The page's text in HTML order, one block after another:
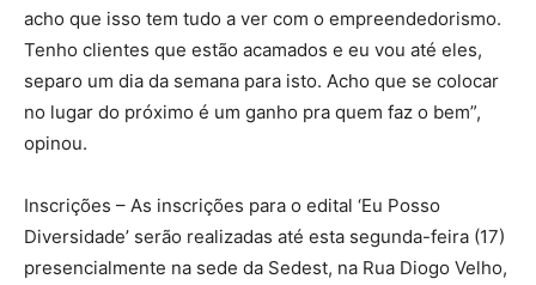
acho que isso tem tudo a ver com o empreendedorismo.
Tenho clientes que estão acamados e eu vou até eles,
separo um dia da semana para isto. Acho que se colocar
no lugar do próximo é um ganho pra quem faz o bem”,
opinou.
Inscrições – As inscrições para o edital ‘Eu Posso
Diversidade’ serão realizadas até esta segunda-feira (17)
presencialmente na sede da Sedest, na Rua Diogo Velho,